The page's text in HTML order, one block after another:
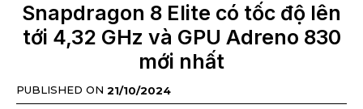
Snapdragon 8 Elite có tốc độ lên
tới 4,32 GHz và GPU Adreno 830
mới nhất
PUBLISHED ON 21/10/2024